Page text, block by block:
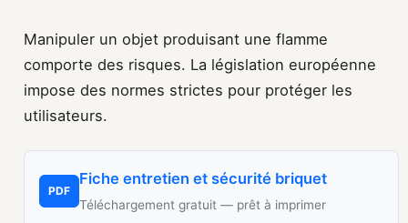
Manipuler un objet produisant une flamme
comporte des risques. La législation européenne
impose des normes strictes pour protéger les
utilisateurs.
PDF
Fiche entretien et sécurité briquet
Téléchargement gratuit — prêt à imprimer